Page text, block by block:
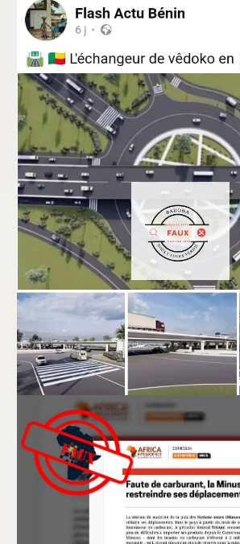
Bénin : faux, ces images ne
la maquette du futur
Vêdoko